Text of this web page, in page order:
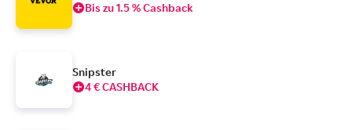
Bis zu 1.5 % Cashback
Snipster
4 € CASHBACK